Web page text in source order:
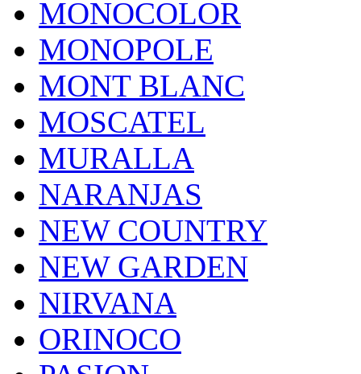
MONOCOLOR
MONOPOLE
MONT BLANC
MOSCATEL
MURALLA
NARANJAS
NEW COUNTRY
NEW GARDEN
NIRVANA
ORINOCO